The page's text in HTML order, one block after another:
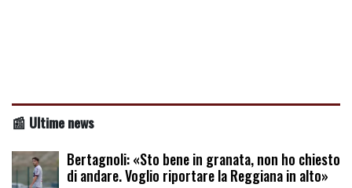
📰 Ultime news
Bertagnoli: «Sto bene in granata, non ho chiesto
di andare. Voglio riportare la Reggiana in alto»